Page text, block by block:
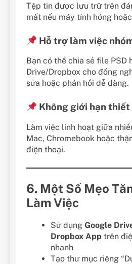
Tệp tin được lưu trữ trên
mất nếu máy tính hỏng
Hỗ trợ làm việc
Bạn có thể chia sẻ file PSD
Drive/Dropbox cho đồng
sửa hoặc phản hồi dễ dàng.
Không giới hạn thiết
Làm việc linh hoạt giữa
Mac, Chromebook hoặc
điện thoại.
6. Một Số Mẹo
Làm Việc
Sử dụng Google
Dropbox App trên
nhanh
Tạo thư mục riêng